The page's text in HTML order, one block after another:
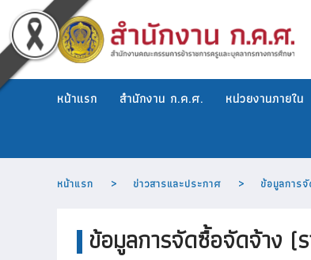
หน้าแรก สำนักงาน ก.ค.ศ. หน่วยงานภายใน
หน้าแรก ข่าวสารและประกาศ ข้อมูลการ
ข้อมูลการจัดซื้อจัดจ้าง (